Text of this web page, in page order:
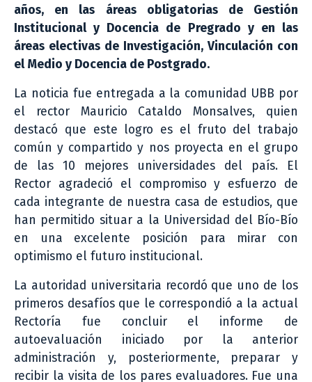
años, en las áreas obligatorias de Gestión
Institucional y Docencia de Pregrado y en las
áreas electivas de Investigación, Vinculación con
el Medio y Docencia de Postgrado.
La noticia fue entregada a la comunidad UBB por
el rector Mauricio Cataldo Monsalves, quien
destacó que este logro es el fruto del trabajo
común y compartido y nos proyecta en el grupo
de las 10 mejores universidades del país. El
Rector agradeció el compromiso y esfuerzo de
cada integrante de nuestra casa de estudios, que
han permitido situar a la Universidad del Bío-Bío
en una excelente posición para mirar con
optimismo el futuro institucional.
La autoridad universitaria recordó que uno de los
primeros desafíos que le correspondió a la actual
Rectoría fue concluir el informe de
autoevaluación iniciado por la anterior
administración y, posteriormente, preparar y
recibir la visita de los pares evaluadores. Fue una